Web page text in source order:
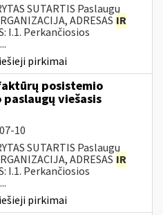
SUTARTIS Paslaugų
ADRESAS IR
I.1. Perkančiosios
pirkimai
posistemio
viešasis
10
SUTARTIS Paslaugų
ADRESAS IR
I.1. Perkančiosios
pirkimai